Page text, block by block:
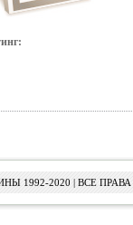
1992-2020 | ВСЕ